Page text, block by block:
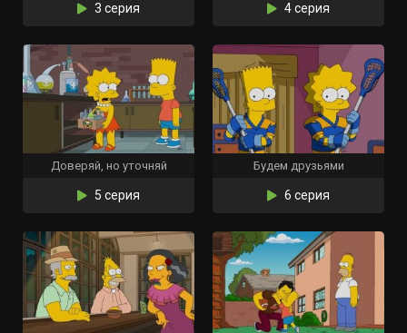
3 серия 4 серия
Доверяй, но уточняй
5 серия
Будем друзьями
6 серия